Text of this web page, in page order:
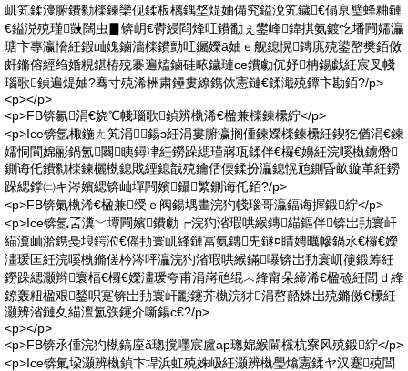
屼笂鍒濅腑鐨勬檪鍊欒伣鍒板樆鍝堥煶妯備究鎰涗笂鐬€傝亰璧蜂粬鏈
€鎰涚殑瑾敱闊虫▊锛岄€欎綅閰烽叿鐨勫ぇ鐢峰鍏掑氨鍍忔墦闁嬬灜
瑭卞專瀛愶紝鍜屾媿鏀濇檪鐨勯叿钃嬫ā妯ｅ舰鎴愰鏄庣殑鍙嶅樊銆傚
皯鏅傛經绉婚粯鍖栫殑褰遍熆鏀硅畩鐬璉ce鐨勮伔妤柟鍚戯紝宸叉帴
瑙歌鍞遍煶妯?骞寸殑浠栦粛鑸婁繚鎸佽憲鏈€鍒濈殑鐔卞勘銆?/p>
<p></p>
<p>FB锛氱涓€娆℃帴瑙歌鍞辨槸浠€楹兼檪鍊欙紵</p>
<p>Ice锛氬棷鍦ㄤ笂涓鍚э紝涓婁腑瀛搁偅鍊嬫檪鍊欙紝鍥犵偤涓€鍊
嬬恫閬婂彨鍋氳闋眱鐞冿紝鐒跺緦瑾嶈瓨鍒伴€欏€嬶紝浣嗘槸鐪熸
鍘诲仛鐨勬檪鍊欐槸鎴戝緸鎴戠殑鑰佸偄鍒扮灜鎴愰兘鍘昏畝鏇革紝鐒
跺緦鐣㈡キ涔嬪緦锛屾墠闁嬪鑷繁鍘诲仛銆?/p>
<p>FB锛氭槸浠€楹兼绶ｅ阀鍚堣畵浣犳帴瑙哥灜鍢诲搱鍛紵</p>
<p>Ice锛氬叾瀵﹀墰闁嬪鐨勮┍浣犳渻瑕哄緱鏄緢鏂伴锛岀劧寰屽
緢瀵屾湁鎸戞埌鍔涖€傜劧寰屼綘鏈冨氨鏄兂鐩¤睛娉曞幓鍋氶€欏€嬫
澅瑗匡紝浣嗘槸鏅傞枔涔呯灜浣犳渻瑕哄緱鏋嚗锛岀劧寰屼箯鍛筹紝
鐒跺緦灏辫寰楅€欏€嬫澅瑗夸甫涓嶈兘绲︿綘甯朵締浠€楹硷紝閭ｄ綘
鐐轰粈楹艰鍫呮寔锛岀劧寰屽彲鑳芥槸浣犲涓嶅嚭姝岀殑鏅傚€欙紝
灏辨渻鏈夊緢澶氳矤鑳介噺鍚с€?/p>
<p></p>
<p>FB锛氶偅浣犳槸鎬庢ǎ璁撹嚜宸盧ap璁婂緱閫欓杭寮风殑鍛紵</p>
<p>Ice锛氭垜灏辨槸鍞卞垾浜虹殑姝岋紝灏辨槸璺熻憲鍒ヤ汉蹇殑閭